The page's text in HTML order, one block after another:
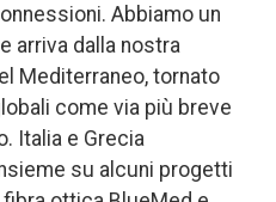
Abbiamo un
arriva dalla nostra
Mediterraneo, tornato
come via più breve
Italia e Grecia
su alcuni progetti